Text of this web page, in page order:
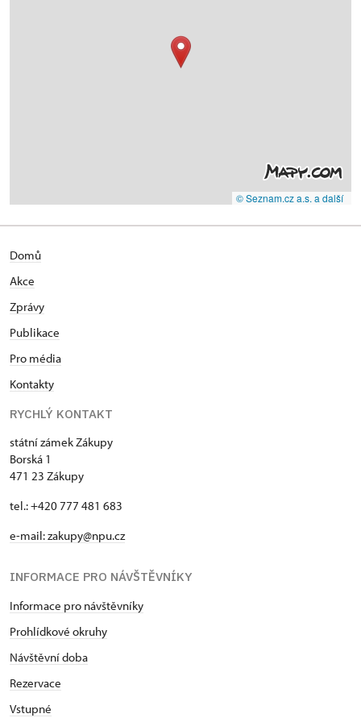
© Seznam.cz a.s. a další
Domů
Akce
Zprávy
Publikace
Pro média
Kontakty
RYCHLÝ KONTAKT
státní zámek Zákupy
Borská 1
471 23 Zákupy
tel.: +420 777 481 683
e-mail: zakupy@npu.cz
INFORMACE PRO NÁVŠTĚVNÍKY
Informace pro návštěvníky
Prohlídkové okruhy
Návštěvní doba
Rezervace
Vstupné